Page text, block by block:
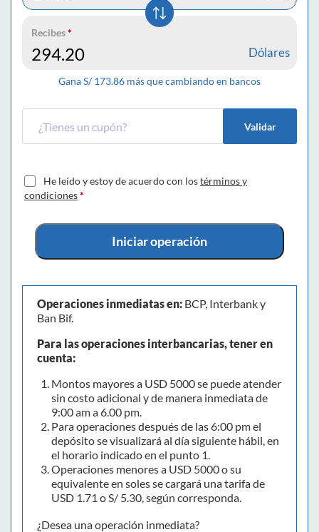
Recibes*
Dólares
Gana S/173.86 más que cambiando en bancos
Validar
He leído y estoy de acuerdo con lostérminos y
condiciones*
Iniciar operación
Operaciones inmediatas en: BCP, Interbank y
Ban Bif.
Para las operaciones interbancarias, tener en
cuenta:
Montos mayores a USD 5000 se puede atender
sin costo adicional y de manera inmediata de
9:00 am a 6.00 pm.
Para operaciones después de las 6:00 pm el
depósito se visualizará al día siguiente hábil, en
el horario indicado en el punto 1.
Operaciones menores a USD 5000 o su
equivalente en soles se cargará una tarifa de
USD 1.71 o S/ 5.30, según corresponda.
¿Desea una operación inmediata?